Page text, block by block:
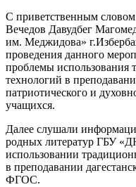
С приветственным словом
Вечедов Давудбег
им. Меджидова»
проведения данного
проблемы
технологий в
патриотического и
учащихся.
Далее слушали
родных литератур ГБУ
использовании
в преподавании
ФГОС.